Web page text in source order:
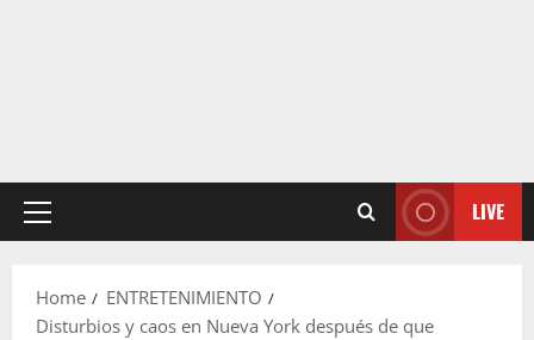
Primary
LIVE
Home
ENTRETENIMIENTO
Disturbios y caos en Nueva York después de que